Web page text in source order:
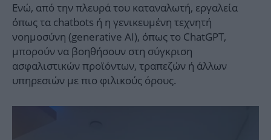
Ενώ, από την πλευρά του καταναλωτή, εργαλεία
όπως τα chatbots ή η γενικευμένη τεχνητή
νοημοσύνη (generative AI), όπως το ChatGPT,
μπορούν να βοηθήσουν στη σύγκριση
ασφαλιστικών προϊόντων, τραπεζών ή άλλων
υπηρεσιών με πιο φιλικούς όρους.